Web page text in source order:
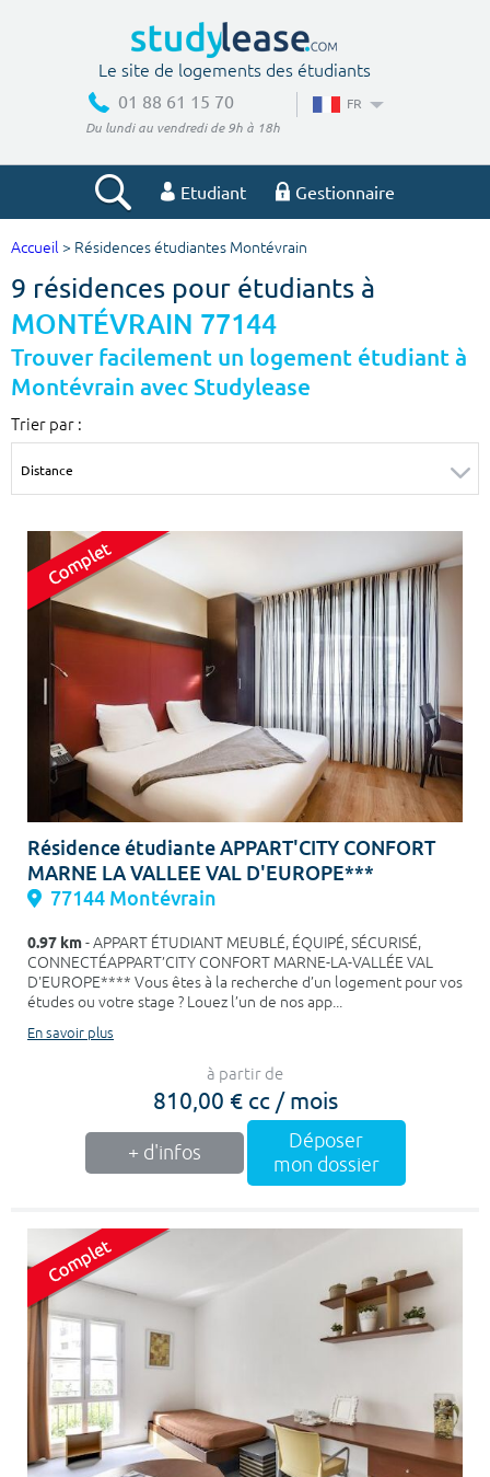
Le site de logements des étudiants
01 88 61 15 70
Du lundi au vendredi de 9h à 18h
FR
Etudiant Gestionnaire
Votre recherche
Ville, école
m²
Type de location
Colocation
Votre date d'entrée
Chercher
Accueil > Résidences étudiantes Montévrain
9 résidences pour étudiants à
MONTÉVRAIN 77144
Trouver facilement un logement étudiant à
Montévrain avec Studylease
Trier par :
Résidence étudiante APPART'CITY CONFORT
MARNE LA VALLEE VAL D'EUROPE***
77144 Montévrain
0.97 km- APPART ÉTUDIANT MEUBLÉ, ÉQUIPÉ, SÉCURISÉ,
CONNECTÉAPPART’CITY CONFORT MARNE-LA-VALLÉE VAL
D'EUROPE**** Vous êtes à la recherche d’un logement pour vos
études ou votre stage ? Louez l’un de nos app...
En savoir plus
à partir de
810,00 € cc / mois
+ d'infos
Déposer
mon dossier